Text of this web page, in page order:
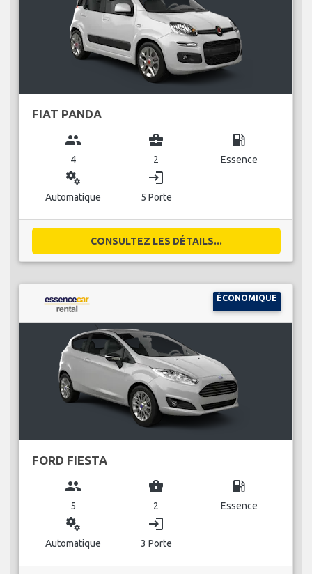
FIAT PANDA
group
4
business_center
2
local_gas_station
Essence
miscellaneous_services
Automatique
login
5 Porte
CONSULTEZ LES DÉTAILS...
ÉCONOMIQUE
FORD FIESTA
group
5
business_center
2
local_gas_station
Essence
miscellaneous_services
Automatique
login
3 Porte